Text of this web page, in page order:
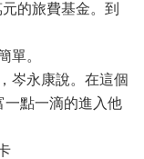
的旅費基金。到
單。
岑永康說。在這個
一點一滴的進入他